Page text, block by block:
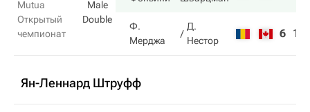
Mutua
Открытый
чемпионат
Male
Double
Ф.
Мерджа
Д.
Нестор
6 1
Ян-Леннард Штруфф